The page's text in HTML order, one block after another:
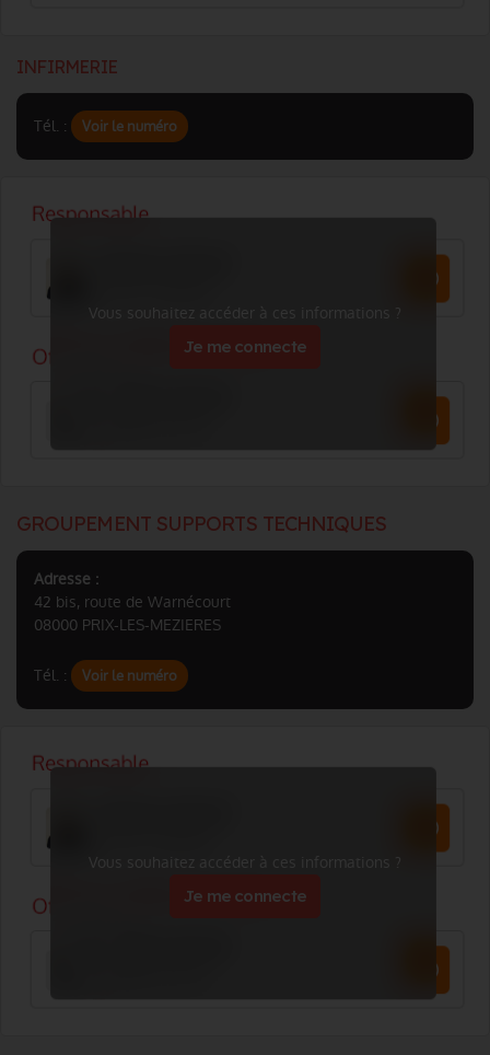
INFIRMERIE
Tél. : Voir le numéro
Vous souhaitez accéder à ces informations ?
Je me connecte
GROUPEMENT SUPPORTS TECHNIQUES
Adresse :
42 bis, route de Warnécourt
08000 PRIX-LES-MEZIERES
Tél. : Voir le numéro
Vous souhaitez accéder à ces informations ?
Je me connecte